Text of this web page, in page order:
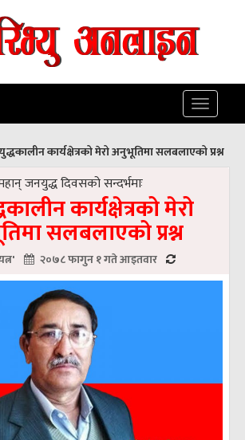
Toggle
कार्यक्षेत्रको मेरो अनुभूतिमा सलबलाएको प्रश्न
जनयुद्ध दिवसको सन्दर्भमाः
कार्यक्षेत्रको मेरो
सलबलाएको प्रश्न
२०७८ फागुन १ गते आइतवार